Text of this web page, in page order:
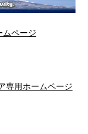
ページ
専用ホームページ